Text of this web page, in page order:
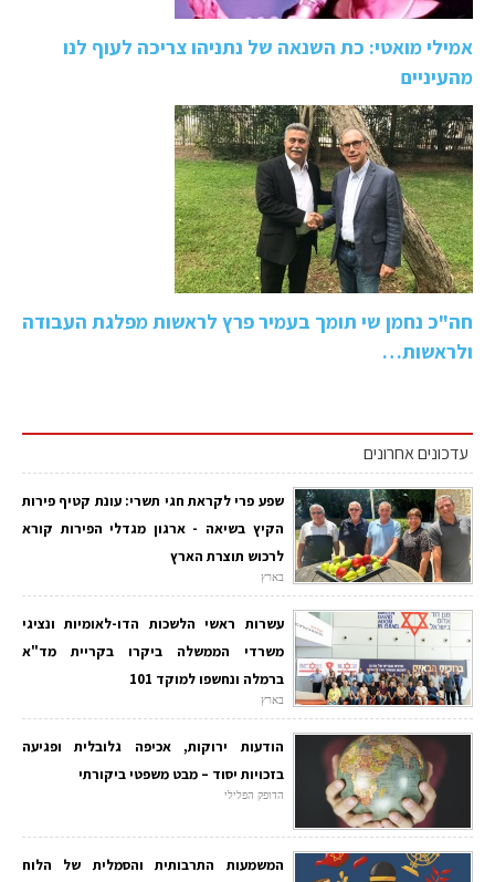
אמילי מואטי: כת השנאה של נתניהו צריכה לעוף לנו
מהעיניים
חה"כ נחמן שי תומך בעמיר פרץ לראשות מפלגת העבודה
ולראשות…
עדכונים אחרונים
שפע פרי לקראת חגי תשרי: עונת קטיף פירות
הקיץ בשיאה - ארגון מגדלי הפירות קורא
לרכוש תוצרת הארץ
בארץ
עשרות ראשי הלשכות הדו-לאומיות ונציגי
משרדי הממשלה ביקרו בקריית מד"א
ברמלה ונחשפו למוקד 101
בארץ
הודעות ירוקות, אכיפה גלובלית ופגיעה
בזכויות יסוד – מבט משפטי ביקורתי
הדופק הפלילי
המשמעות התרבותית והסמלית של הלוח